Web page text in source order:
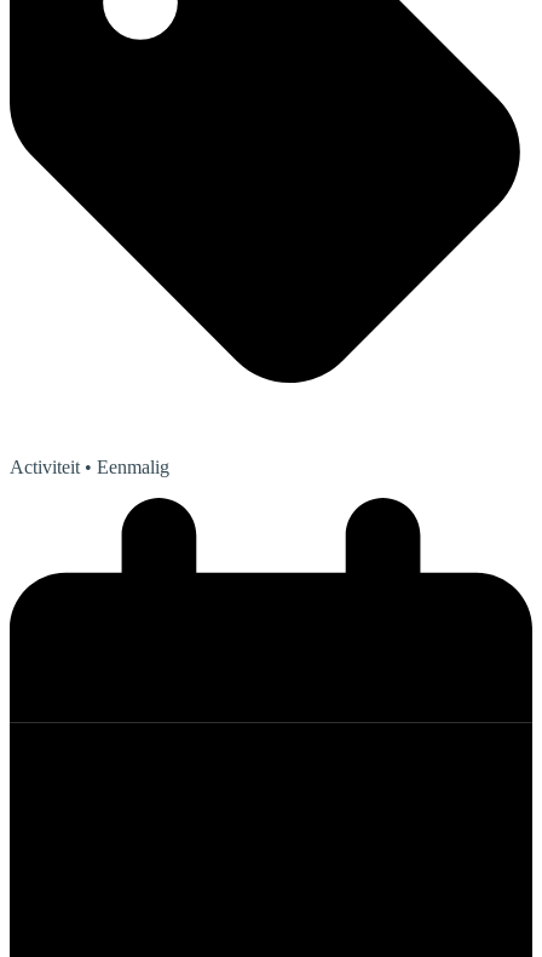
Activiteit • Eenmalig